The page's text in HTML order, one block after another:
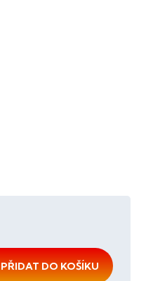
PŘIDAT DO KOŠÍKU